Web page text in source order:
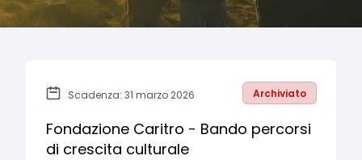
Scadenza: 31 marzo 2026 Archiviato
Fondazione Caritro - Bando percorsi
di crescita culturale